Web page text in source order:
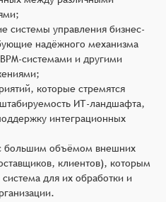
системы управления бизнес-
надёжного механизма
системами и другими
которые стремятся
ИТ-ландшафта,
интеграционных
большим объёмом внешних
клиентов), которым
для их обработки и